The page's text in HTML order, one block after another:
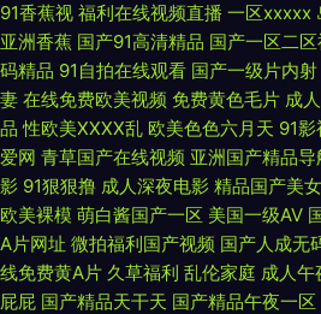
人妖ts 91社区免费 东京热男人的天堂09
99tv 黄色三级免费 三级视频网址 91福利在
宾馆在线视频91 婷婷五月天资源站 91青娱乐
人网 91福利合集在线 肏屄在线看 乱伦天堂
春色 亚洲福利AV 91青青草 不卡人Av 欧美物
91香蕉视 福利在线视频直播 一区xxxxx
亚洲香蕉 国产91高清精品 国产一区二
码精品 91自拍在线观看 国产一级片内射
妻 在线免费欧美视频 免费黄色毛片 成
品 性欧美ⅩⅩⅩⅩ乱 欧美色色六月天 91影
爱网 青草国产在线视频 亚洲国产精品导
影 91狠狠撸 成人深夜电影 精品国产美
欧美裸模 萌白酱国产一区 美国一级AV
A片网址 微拍福利国产视频 国产人成无
线免费黄A片 久草福利 乱伦家庭 成人午
屁屁 国产精品天干天 国产精品午夜一区